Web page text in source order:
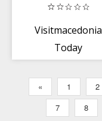
Visitmacedonia
Today
« 1 2
7
8